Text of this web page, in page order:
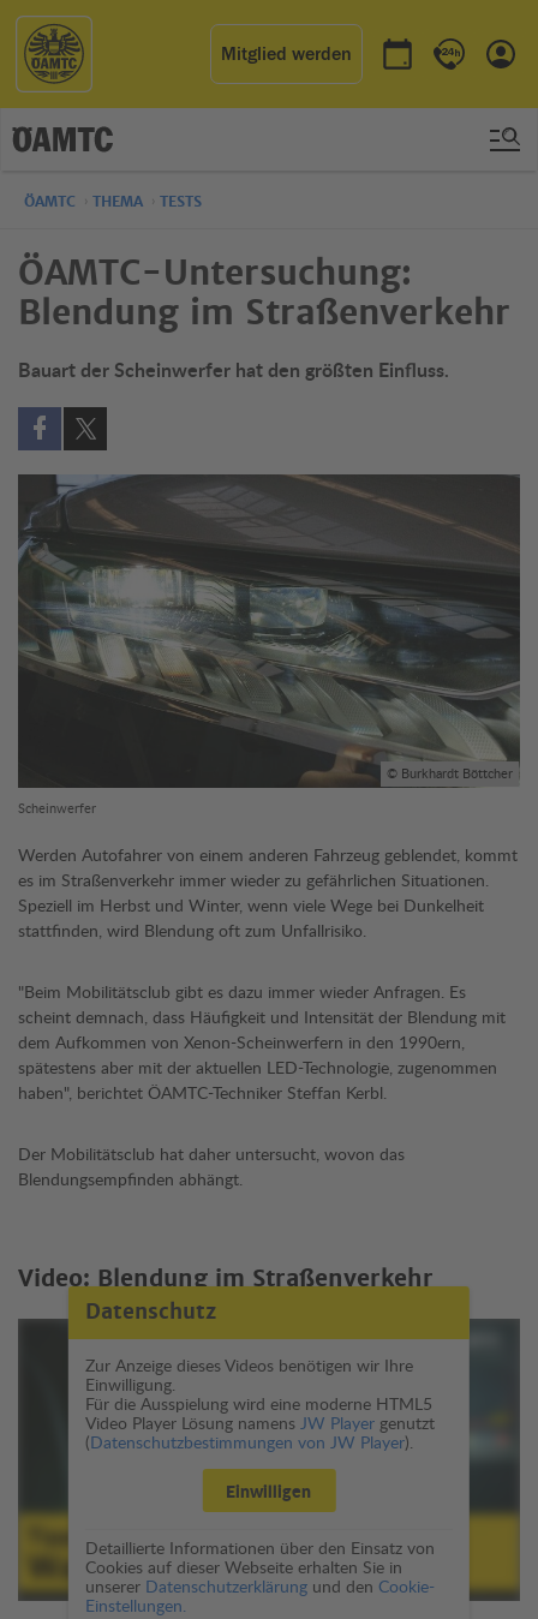
Mitglied werden
Termin buchen
Kontakt &
ÖAMTC THEMA TESTS
ÖAMTC-Untersuchung:
Blendung im Straßenverkehr
Bauart der Scheinwerfer hat den größten Einfluss.
Auf Facebook teilen (öffnet in neuem Fenster)
Auf X teilen (öffnet in neuem Fenster)
© Burkhardt Böttcher
Scheinwerfer
Werden Autofahrer von einem anderen Fahrzeug geblendet, kommt
es im Straßenverkehr immer wieder zu gefährlichen Situationen.
Speziell im Herbst und Winter, wenn viele Wege bei Dunkelheit
stattfinden, wird Blendung oft zum Unfallrisiko.
"Beim Mobilitätsclub gibt es dazu immer wieder Anfragen. Es
scheint demnach, dass Häufigkeit und Intensität der Blendung mit
dem Aufkommen von Xenon-Scheinwerfern in den 1990ern,
spätestens aber mit der aktuellen LED-Technologie, zugenommen
haben", berichtet ÖAMTC-Techniker Steffan Kerbl.
Der Mobilitätsclub hat daher untersucht, wovon das
Blendungsempfinden abhängt.
Video: Blendung im Straßenverkehr
Datenschutz
Zur Anzeige dieses Videos benötigen wir Ihre
Einwilligung.
Für die Ausspielung wird eine moderne HTML5
Video Player Lösung namens JW Playergenutzt
(Datenschutzbestimmungen von JW Player).
Einwilligen
Detaillierte Informationen über den Einsatz von
Cookies auf dieser Webseite erhalten Sie in
unserer Datenschutzerklärungund den Cookie-
Einstellungen.